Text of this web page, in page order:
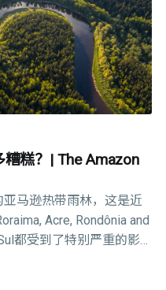
糕？| The Amazon
马逊热带雨林，这是近
Acre, Rondônia and
都受到了特别严重的影
亚马逊雨林的图片都不